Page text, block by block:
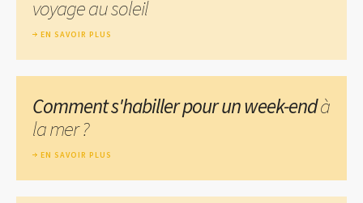
voyage au soleil
EN SAVOIR PLUS
Comment s'habiller pour un week-endà
la mer ?
EN SAVOIR PLUS